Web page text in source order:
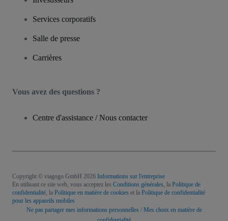
Services corporatifs
Salle de presse
Carrières
Vous avez des questions ?
Centre d'assistance / Nous contacter
Copyright © viagogo GmbH 2026 Informations sur l'entreprise
En utilisant ce site web, vous acceptez les Conditions générales, la Politique de
confidentialité, la Politique en matière de cookies et la Politique de confidentialité
pour les appareils mobiles
Ne pas partager mes informations personnelles / Mes choix en matière de